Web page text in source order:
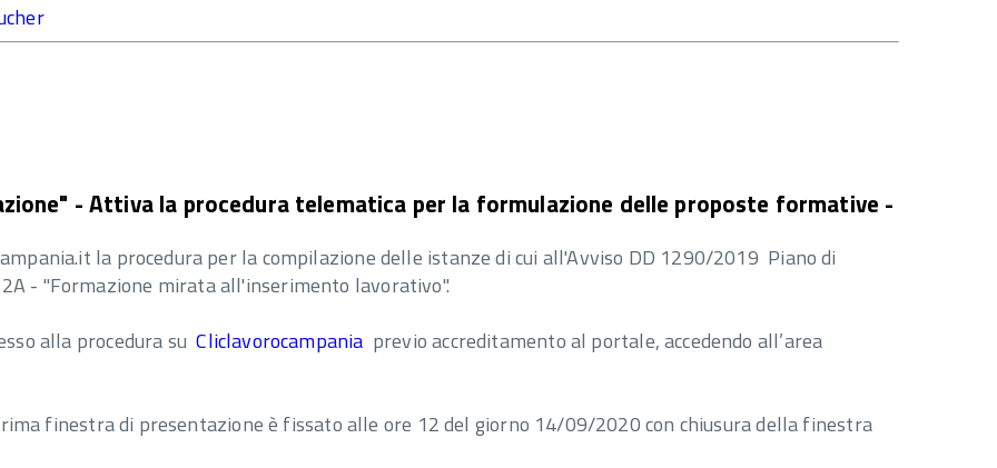
- Attiva la procedura telematica per la formulazione delle proposte formative -
la procedura per la compilazione delle istanze di cui all'Avviso DD 1290/2019 Piano di
- "Formazione mirata all'inserimento lavorativo".
alla procedura suCliclavorocampania previo accreditamento al portale, accedendo all’area
finestra di presentazione è fissato alle ore 12 del giorno 14/09/2020 con chiusura della finestra